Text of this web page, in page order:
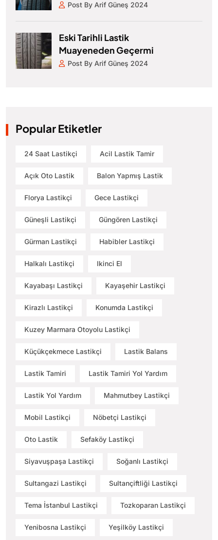
Post By Arif Güneş 2024
Eski Tarihli Lastik
Muayeneden Geçermi
Post By Arif Güneş 2024
Popular Etiketler
24 Saat Lastikçi Acil Lastik Tamir
Açık Oto Lastik Balon Yapmış Lastik
Florya Lastikçi Gece Lastikçi
Güneşli Lastikçi Güngören Lastikçi
Gürman Lastikçi Habibler Lastikçi
Halkalı Lastikçi Ikinci El
Kayabaşı Lastikçi Kayaşehir Lastikçi
Kirazlı Lastikçi Konumda Lastikçi
Kuzey Marmara Otoyolu Lastikçi
Küçükçekmece Lastikçi Lastik Balans
Lastik Tamiri Lastik Tamiri Yol Yardım
Lastik Yol Yardım Mahmutbey Lastikçi
Mobil Lastikçi Nöbetçi Lastikçi
Oto Lastik Sefaköy Lastikçi
Siyavuşpaşa Lastikçi Soğanlı Lastikçi
Sultangazi Lastikçi Sultançiftliği Lastikçi
Tema İstanbul Lastikçi Tozkoparan Lastikçi
Yenibosna Lastikçi Yeşilköy Lastikçi